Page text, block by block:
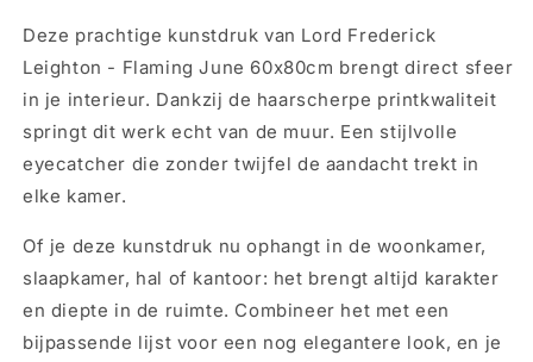
Leighton
-
Flaming
June
60x80cm
Leighton
-
Flaming
June
60x80cm
Deze prachtige kunstdruk van Lord Frederick
Leighton - Flaming June 60x80cm brengt direct sfeer
in je interieur. Dankzij de haarscherpe printkwaliteit
springt dit werk echt van de muur. Een stijlvolle
eyecatcher die zonder twijfel de aandacht trekt in
elke kamer.
Of je deze kunstdruk nu ophangt in de woonkamer,
slaapkamer, hal of kantoor: het brengt altijd karakter
en diepte in de ruimte. Combineer het met een
bijpassende lijst voor een nog elegantere look, en je